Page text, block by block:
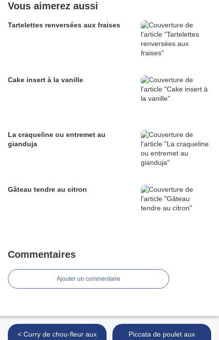
Vous aimerez aussi
Tartelettes renversées aux fraises
Cake insert à la vanille
La craqueline ou entremet au
gianduja
Gâteau tendre au citron
Commentaires
Ajouter un commentaire
< Curry de chou-fleur aux
Piccata de poulet aux